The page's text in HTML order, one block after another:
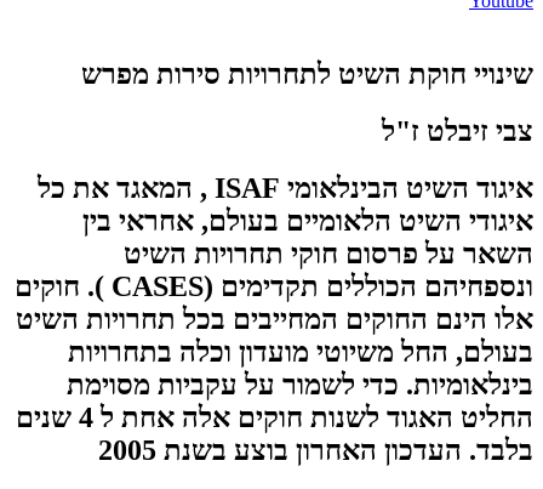
שינויי חוקת השיט לתחרויות סירות מפרש
צבי זיבלט ז"ל
איגוד השיט הבינלאומי ISAF , המאגד את כל
איגודי השיט הלאומיים בעולם, אחראי בין
השאר על פרסום חוקי תחרויות השיט
ונספחיהם הכוללים תקדימים (CASES ). חוקים
אלו הינם החוקים המחייבים בכל תחרויות השיט
בעולם, החל משיוטי מועדון וכלה בתחרויות
בינלאומיות. כדי לשמור על עקביות מסוימת
החליט האגוד לשנות חוקים אלה אחת ל 4 שנים
בלבד. העדכון האחרון בוצע בשנת 2005